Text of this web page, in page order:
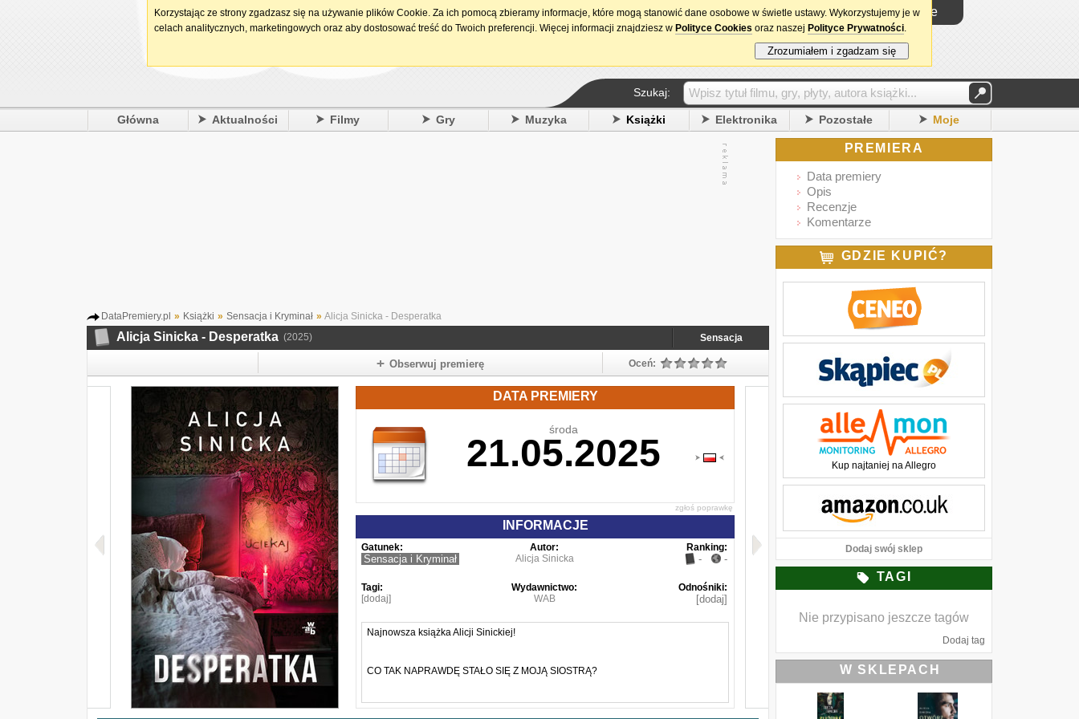
15. urodziny DataPremiery.pl Logowanie
Szukaj:
Główna Aktualności Filmy Gry Muzyka Książki Elektronika Pozostałe Moje
DataPremiery.pl » Książki » Sensacja i Kryminał » Alicja Sinicka - Desperatka
Alicja Sinicka - Desperatka (2025) Sensacja
Obserwuj premierę Oceń:
DATA PREMIERY
środa
21.05.2025
zgłoś poprawkę
INFORMACJE
Gatunek:
Sensacja i Kryminał
Autor:
Alicja Sinicka
Ranking:
- -
Tagi:
[dodaj]
Wydawnictwo:
WAB
Odnośniki:
[dodaj]
Najnowsza książka Alicji Sinickiej!
CO TAK NAPRAWDĘ STAŁO SIĘ Z MOJĄ SIOSTRĄ?
Prawniczka Adela Janas wraca do rodzinnych Pętlic, aby zająć się matką i
PREMIERA
Data premiery
Opis
Recenzje
Komentarze
GDZIE KUPIĆ?
Kup najtaniej na Allegro
Dodaj swój sklep
TAGI
Nie przypisano jeszcze tagów
Dodaj tag
W SKLEPACH
Korzystając ze strony zgadzasz się na używanie plików Cookie. Za ich pomocą zbieramy informacje, które mogą stanowić dane osobowe w świetle ustawy. Wykorzystujemy je w
celach analitycznych, marketingowych oraz aby dostosować treść do Twoich preferencji. Więcej informacji znajdziesz w Polityce Cookies oraz naszej Polityce Prywatności.
Zrozumiałem i zgadzam się